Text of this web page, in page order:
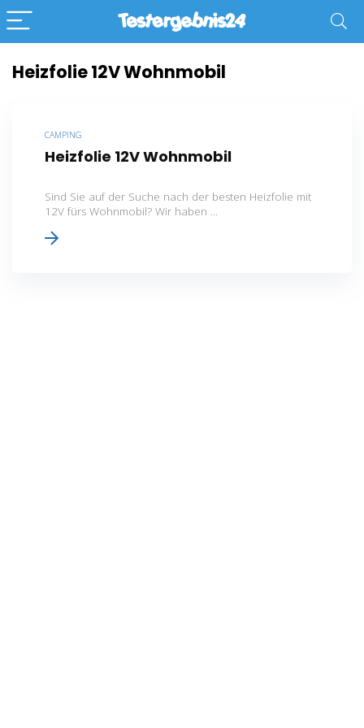
Heizfolie 12V Wohnmobil
CAMPING
Heizfolie 12V Wohnmobil
Sind Sie auf der Suche nach der besten Heizfolie mit
12V fürs Wohnmobil? Wir haben ...